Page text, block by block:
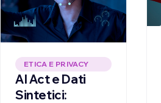
ETICA E PRIVACY
AI Act e Dati
Sintetici: